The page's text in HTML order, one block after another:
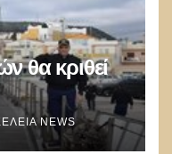
θα κριθεί
NEWS